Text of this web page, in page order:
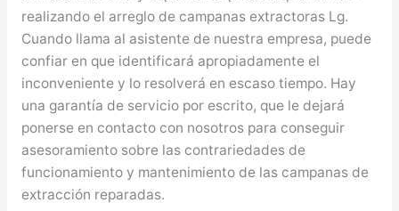
realizando el arreglo de campanas extractoras Lg.
Cuando llama al asistente de nuestra empresa, puede
confiar en que identificará apropiadamente el
inconveniente y lo resolverá en escaso tiempo. Hay
una garantía de servicio por escrito, que le dejará
ponerse en contacto con nosotros para conseguir
asesoramiento sobre las contrariedades de
funcionamiento y mantenimiento de las campanas de
extracción reparadas.